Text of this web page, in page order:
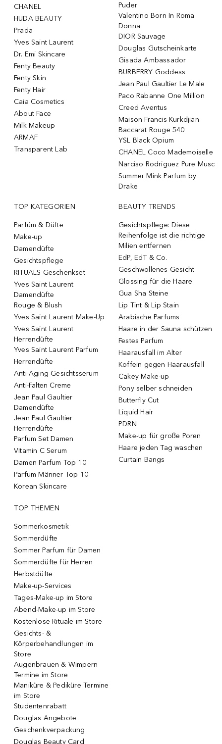
CHANEL
HUDA BEAUTY
Prada
Yves Saint Laurent
Dr. Emi Skincare
Fenty Beauty
Fenty Skin
Fenty Hair
Caia Cosmetics
About Face
Milk Makeup
ARMAF
Transparent Lab
Puder
Valentino Born In Roma
Donna
DIOR Sauvage
Douglas Gutscheinkarte
Gisada Ambassador
BURBERRY Goddess
Jean Paul Gaultier Le Male
Paco Rabanne One Million
Creed Aventus
Maison Francis Kurkdjian
Baccarat Rouge 540
YSL Black Opium
CHANEL Coco Mademoiselle
Narciso Rodriguez Pure Musc
Summer Mink Parfum by
Drake
TOP KATEGORIEN
Parfüm & Düfte
Make-up
Damendüfte
Gesichtspflege
RITUALS Geschenkset
Yves Saint Laurent
Damendüfte
Rouge & Blush
Yves Saint Laurent Make-Up
Yves Saint Laurent
Herrendüfte
Yves Saint Laurent Parfum
Herrendüfte
Anti-Aging Gesichtsserum
Anti-Falten Creme
Jean Paul Gaultier
Damendüfte
Jean Paul Gaultier
Herrendüfte
Parfum Set Damen
Vitamin C Serum
Damen Parfum Top 10
Parfum Männer Top 10
Korean Skincare
BEAUTY TRENDS
Gesichtspflege: Diese
Reihenfolge ist die richtige
Milien entfernen
EdP, EdT & Co.
Geschwollenes Gesicht
Glossing für die Haare
Gua Sha Steine
Lip Tint & Lip Stain
Arabische Parfums
Haare in der Sauna schützen
Festes Parfum
Haarausfall im Alter
Koffein gegen Haarausfall
Cakey Make-up
Pony selber schneiden
Butterfly Cut
Liquid Hair
PDRN
Make-up für große Poren
Haare jeden Tag waschen
Curtain Bangs
TOP THEMEN
Sommerkosmetik
Sommerdüfte
Sommer Parfum für Damen
Sommerdüfte für Herren
Herbstdüfte
Make-up-Services
Tages-Make-up im Store
Abend-Make-up im Store
Kostenlose Rituale im Store
Gesichts- &
Körperbehandlungen im
Store
Augenbrauen & Wimpern
Termine im Store
Maniküre & Pediküre Termine
im Store
Studentenrabatt
Douglas Angebote
Geschenkverpackung
Douglas Beauty Card